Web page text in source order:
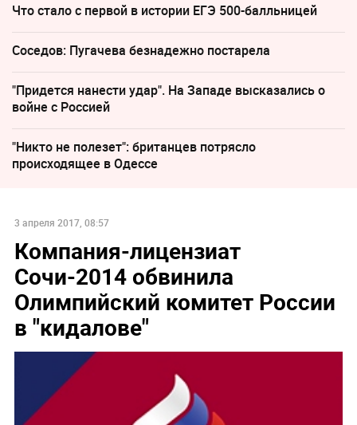
Что стало с первой в истории ЕГЭ 500-балльницей
Соседов: Пугачева безнадежно постарела
"Придется нанести удар". На Западе высказались о
войне с Россией
"Никто не полезет": британцев потрясло
происходящее в Одессе
3 апреля 2017, 08:57
Компания-лицензиат
Сочи-2014 обвинила
Олимпийский комитет России
в "кидалове"